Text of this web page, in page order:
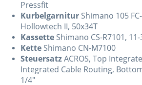
Pressfit
Kurbelgarnitur Shimano 105
Hollowtech II, 50x34T
Kassette Shimano CS-R7101,
Kette Shimano CN-M7100
SteuersatzACROS, Top
Integrated Cable Routing,
1/4"